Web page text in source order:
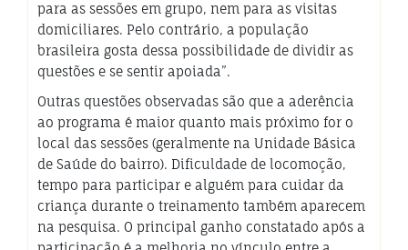
para as sessões em grupo, nem para as visitas
domiciliares. Pelo contrário, a população
brasileira gosta dessa possibilidade de dividir as
questões e se sentir apoiada”.
Outras questões observadas são que a aderência
ao programa é maior quanto mais próximo for o
local das sessões (geralmente na Unidade Básica
de Saúde do bairro). Dificuldade de locomoção,
tempo para participar e alguém para cuidar da
criança durante o treinamento também aparecem
na pesquisa. O principal ganho constatado após a